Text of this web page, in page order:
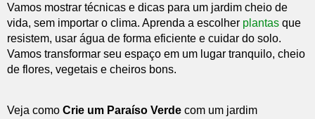
Vamos mostrar técnicas e dicas para um jardim cheio de
vida, sem importar o clima. Aprenda a escolher plantas que
resistem, usar água de forma eficiente e cuidar do solo.
Vamos transformar seu espaço em um lugar tranquilo, cheio
de flores, vegetais e cheiros bons.
Veja como Crie um Paraíso Verde com um jardim